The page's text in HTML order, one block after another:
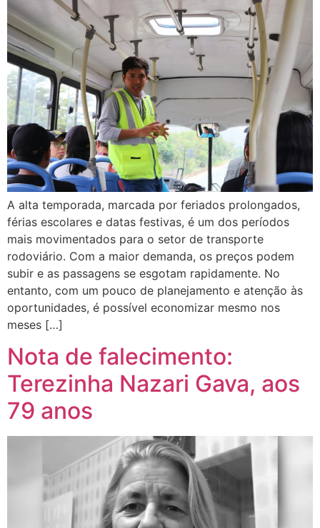
A alta temporada, marcada por feriados prolongados,
férias escolares e datas festivas, é um dos períodos
mais movimentados para o setor de transporte
rodoviário. Com a maior demanda, os preços podem
subir e as passagens se esgotam rapidamente. No
entanto, com um pouco de planejamento e atenção às
oportunidades, é possível economizar mesmo nos
meses […]
Nota de falecimento:
Terezinha Nazari Gava, aos
79 anos